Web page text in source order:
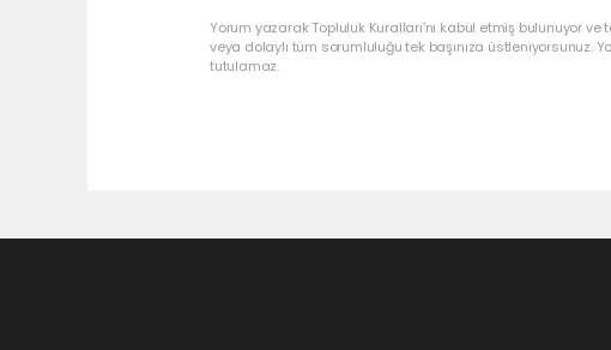
Yorum yazarak Topluluk Kuralları’nı kabul etmiş bulunuyor
veya dolaylı tüm sorumluluğu tek başınıza üstleniyorsunuz.
tutulamaz.